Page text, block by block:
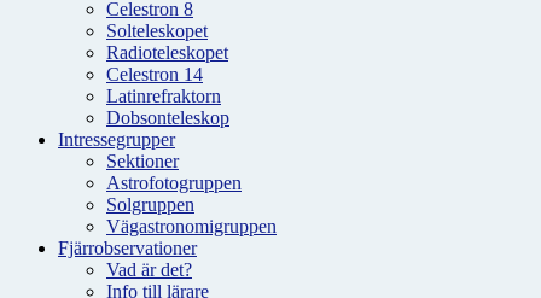
Celestron 8
Solteleskopet
Radioteleskopet
Celestron 14
Latinrefraktorn
Dobsonteleskop
Intressegrupper
Sektioner
Astrofotogruppen
Solgruppen
Vägastronomigruppen
Fjärrobservationer
Vad är det?
Info till lärare